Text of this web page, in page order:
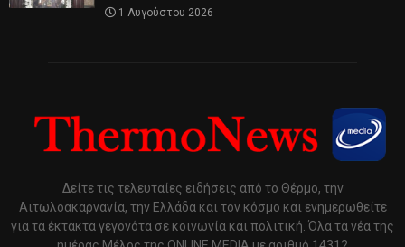
1 Αυγούστου 2026
Δείτε τις τελευταίες ειδήσεις από το Θέρμο, την
Αιτωλοακαρνανία, την Ελλάδα και τον κόσμο και ενημερωθείτε
για τα έκτακτα γεγονότα σε κοινωνία και πολιτική. Όλα τα νέα της